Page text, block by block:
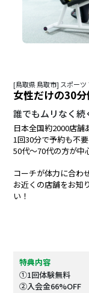
[鳥取県 鳥取市] スポー
女性だけの30
誰でもムリなく続
日本全国約2000店舗
1回30分で予約も不要
50代～70代の方が中
コーチが体力に合わ
お近くの店舗をお知
い！
特典内容
①1回体験無料
②入会金66%OFF